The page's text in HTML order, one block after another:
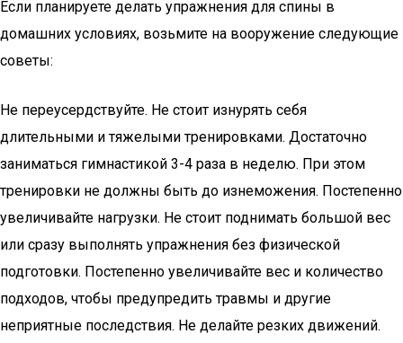
Если планируете делать упражнения для спины в
домашних условиях, возьмите на вооружение следующие
советы:
Не переусердствуйте. Не стоит изнурять себя
длительными и тяжелыми тренировками. Достаточно
заниматься гимнастикой 3-4 раза в неделю. При этом
тренировки не должны быть до изнеможения. Постепенно
увеличивайте нагрузки. Не стоит поднимать большой вес
или сразу выполнять упражнения без физической
подготовки. Постепенно увеличивайте вес и количество
подходов, чтобы предупредить травмы и другие
неприятные последствия. Не делайте резких движений.